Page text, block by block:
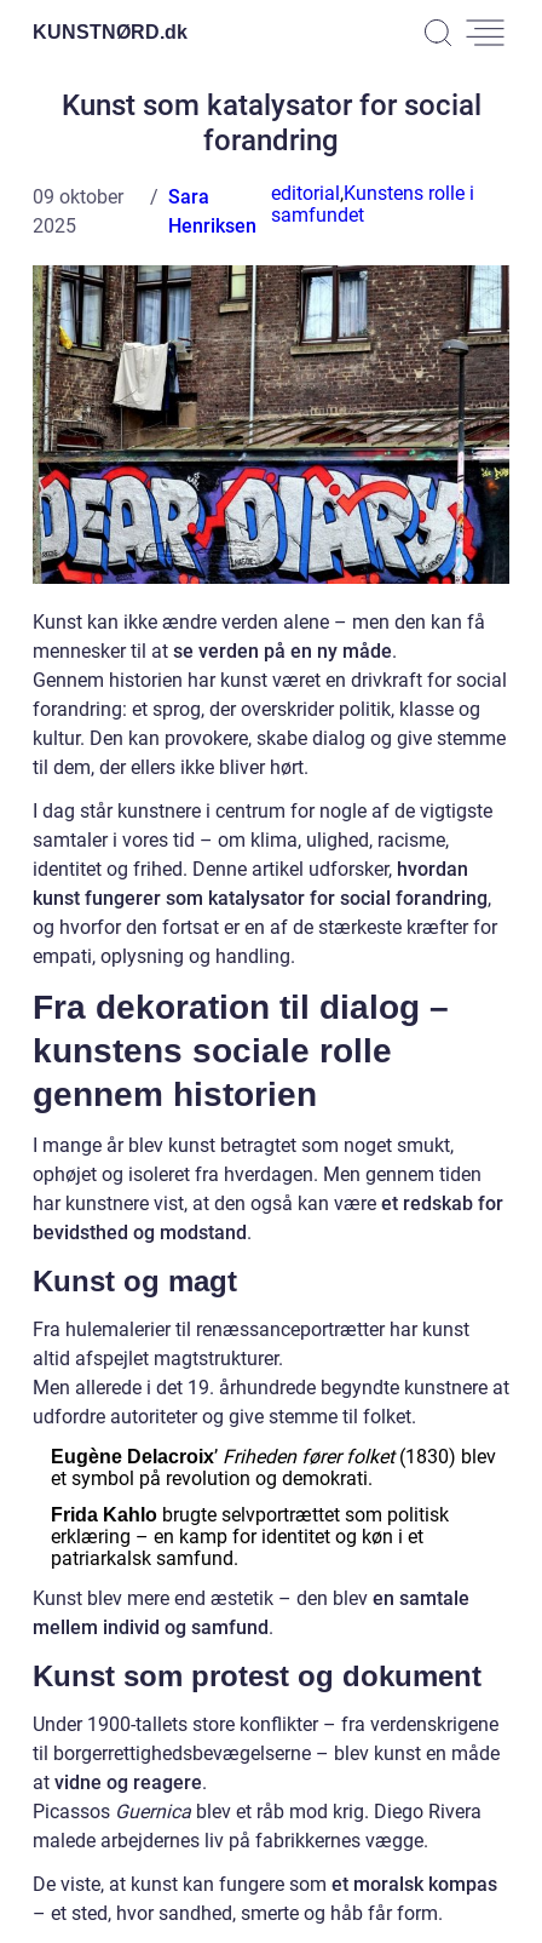
KUNSTNØRD.dk
Kunst som katalysator for social
forandring
09 oktober
2025
Sara
Henriksen
editorial,Kunstens rolle i
samfundet
Kunst kan ikke ændre verden alene – men den kan få
mennesker til at se verden på en ny måde.
Gennem historien har kunst været en drivkraft for social
forandring: et sprog, der overskrider politik, klasse og
kultur. Den kan provokere, skabe dialog og give stemme
til dem, der ellers ikke bliver hørt.
I dag står kunstnere i centrum for nogle af de vigtigste
samtaler i vores tid – om klima, ulighed, racisme,
identitet og frihed. Denne artikel udforsker, hvordan
kunst fungerer som katalysator for social forandring,
og hvorfor den fortsat er en af de stærkeste kræfter for
empati, oplysning og handling.
Fra dekoration til dialog –
kunstens sociale rolle
gennem historien
I mange år blev kunst betragtet som noget smukt,
ophøjet og isoleret fra hverdagen. Men gennem tiden
har kunstnere vist, at den også kan være et redskab for
bevidsthed og modstand.
Kunst og magt
Fra hulemalerier til renæssanceportrætter har kunst
altid afspejlet magtstrukturer.
Men allerede i det 19. århundrede begyndte kunstnere at
udfordre autoriteter og give stemme til folket.
Eugène Delacroix’ Friheden fører folket(1830) blev
et symbol på revolution og demokrati.
Frida Kahlo brugte selvportrættet som politisk
erklæring – en kamp for identitet og køn i et
patriarkalsk samfund.
Kunst blev mere end æstetik – den blev en samtale
mellem individ og samfund.
Kunst som protest og dokument
Under 1900-tallets store konflikter – fra verdenskrigene
til borgerrettighedsbevægelserne – blev kunst en måde
at vidne og reagere.
Picassos Guernica blev et råb mod krig. Diego Rivera
malede arbejdernes liv på fabrikkernes vægge.
De viste, at kunst kan fungere som et moralsk kompas
– et sted, hvor sandhed, smerte og håb får form.